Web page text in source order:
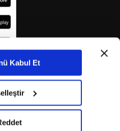
Kabul Et